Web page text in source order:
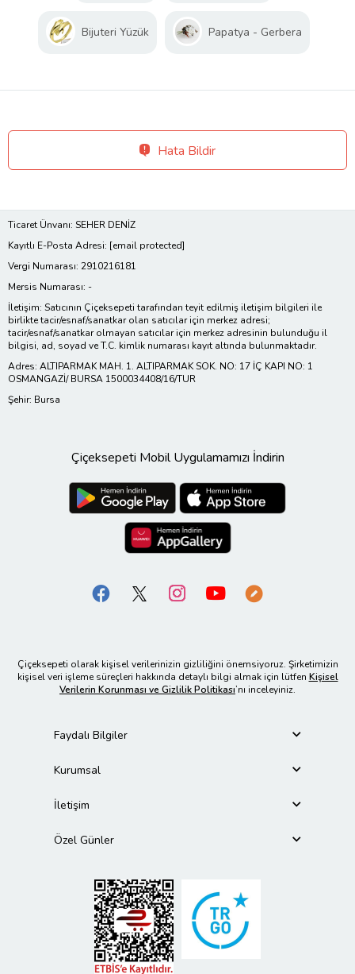
Bijuteri Yüzük Papatya - Gerbera
Hata Bildir
Ticaret Ünvanı: SEHER DENİZ
Kayıtlı E-Posta Adresi: [email protected]
Vergi Numarası: 2910216181
Mersis Numarası: -
İletişim: Satıcının Çiçeksepeti tarafından teyit edilmiş iletişim bilgileri ile
birlikte tacir/esnaf/sanatkar olan satıcılar için merkez adresi;
tacir/esnaf/sanatkar olmayan satıcılar için merkez adresinin bulunduğu il
bilgisi, ad, soyad ve T.C. kimlik numarası kayıt altında bulunmaktadır.
Adres: ALTIPARMAK MAH. 1. ALTIPARMAK SOK. NO: 17 İÇ KAPI NO: 1
OSMANGAZİ/ BURSA 1500034408/16/TUR
Şehir: Bursa
Çiçeksepeti Mobil Uygulamamızı İndirin
Çiçeksepeti olarak kişisel verilerinizin gizliliğini önemsiyoruz. Şirketimizin
kişisel veri işleme süreçleri hakkında detaylı bilgi almak için lütfen Kişisel
Verilerin Korunması ve Gizlilik Politikası’nı inceleyiniz.
Faydalı Bilgiler
Kurumsal
İletişim
Özel Günler